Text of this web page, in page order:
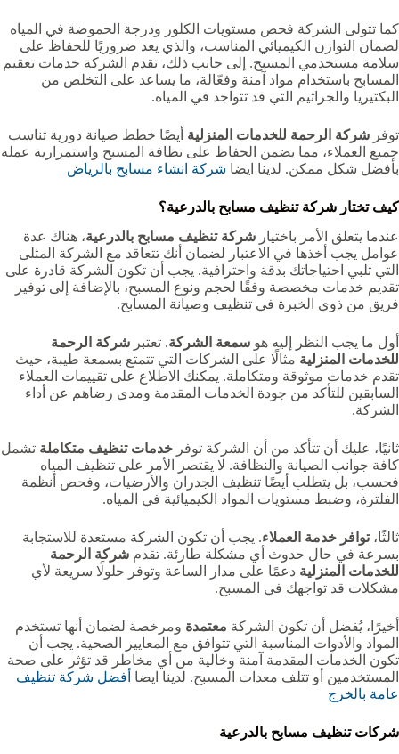
كما تتولى الشركة فحص مستويات الكلور ودرجة الحموضة في المياه
لضمان التوازن الكيميائي المناسب، والذي يعد ضروريًا للحفاظ على
سلامة مستخدمي المسبح. إلى جانب ذلك، تقدم الشركة خدمات تعقيم
المسابح باستخدام مواد آمنة وفعّالة، ما يساعد على التخلص من
البكتيريا والجراثيم التي قد تتواجد في المياه.
توفر شركة الرحمة للخدمات المنزلية أيضًا خطط صيانة دورية تناسب
جميع العملاء، مما يضمن الحفاظ على نظافة المسبح واستمرارية عمله
بأفضل شكل ممكن. لدينا ايضا شركة انشاء مسابح بالرياض
كيف تختار شركة تنظيف مسابح بالدرعية؟
عندما يتعلق الأمر باختيار شركة تنظيف مسابح بالدرعية، هناك عدة
عوامل يجب أخذها في الاعتبار لضمان أنك تتعاقد مع الشركة المثلى
التي تلبي احتياجاتك بدقة واحترافية. يجب أن تكون الشركة قادرة على
تقديم خدمات مخصصة وفقًا لحجم ونوع المسبح، بالإضافة إلى توفير
فريق من ذوي الخبرة في تنظيف وصيانة المسابح.
أول ما يجب النظر إليه هو سمعة الشركة. تعتبر شركة الرحمة
للخدمات المنزلية مثالًا على الشركات التي تتمتع بسمعة طيبة، حيث
تقدم خدمات موثوقة ومتكاملة. يمكنك الاطلاع على تقييمات العملاء
السابقين للتأكد من جودة الخدمات المقدمة ومدى رضاهم عن أداء
الشركة.
ثانيًا، عليك أن تتأكد من أن الشركة توفر خدمات تنظيف متكاملة تشمل
كافة جوانب الصيانة والنظافة. لا يقتصر الأمر على تنظيف المياه
فحسب، بل يتطلب أيضًا تنظيف الجدران والأرضيات، وفحص أنظمة
الفلترة، وضبط مستويات المواد الكيميائية في المياه.
ثالثًا،توافر خدمة العملاء. يجب أن تكون الشركة مستعدة للاستجابة
بسرعة في حال حدوث أي مشكلة طارئة. تقدم شركة الرحمة
للخدمات المنزلية دعمًا على مدار الساعة وتوفر حلولًا سريعة لأي
مشكلات قد تواجهك في المسبح.
أخيرًا، يُفضل أن تكون الشركة معتمدة ومرخصة لضمان أنها تستخدم
المواد والأدوات المناسبة التي تتوافق مع المعايير الصحية. يجب أن
تكون الخدمات المقدمة آمنة وخالية من أي مخاطر قد تؤثر على صحة
المستخدمين أو تتلف معدات المسبح. لدينا ايضا أفضل شركة تنظيف
عامة بالخرج
شركات تنظيف مسابح بالدرعية